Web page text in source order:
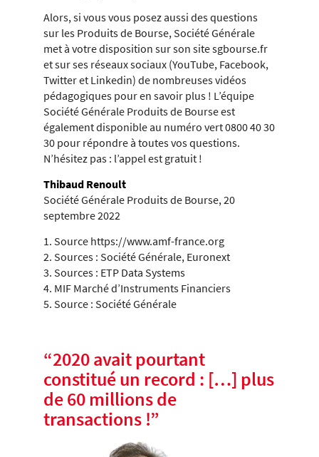
Alors, si vous vous posez aussi des questions
sur les Produits de Bourse, Société Générale
met à votre disposition sur son site sgbourse.fr
et sur ses réseaux sociaux (YouTube, Facebook,
Twitter et Linkedin) de nombreuses vidéos
pédagogiques pour en savoir plus ! L’équipe
Société Générale Produits de Bourse est
également disponible au numéro vert 0800 40 30
30 pour répondre à toutes vos questions.
N’hésitez pas : l’appel est gratuit !
Thibaud Renoult
Société Générale Produits de Bourse, 20
septembre 2022
1. Source https://www.amf-france.org
2. Sources : Société Générale, Euronext
3. Sources : ETP Data Systems
4. MIF Marché d’Instruments Financiers
5. Source : Société Générale
“2020 avait pourtant
constitué un record : […] plus
de 60 millions de
transactions !”